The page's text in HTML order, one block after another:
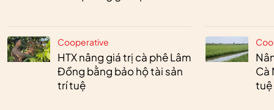
Cooperative
HTX nâng giá trị cà phê Lâm
Đồng bằng bảo hộ tài sản
trí tuệ
Cà
tuệ